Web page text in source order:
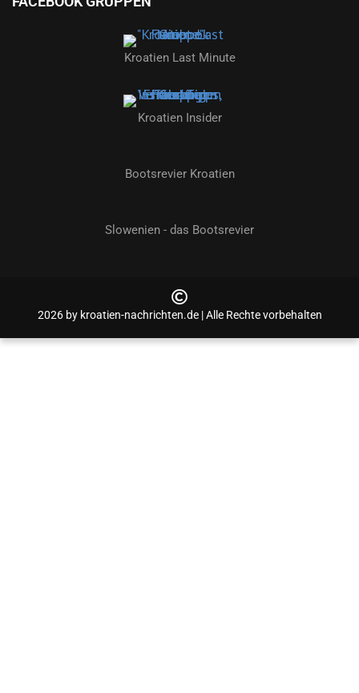
Kroatien Last Minute
Kroatien Insider
Bootsrevier Kroatien
Slowenien - das Bootsrevier
2026 by kroatien-nachrichten.de | Alle Rechte vorbehalten